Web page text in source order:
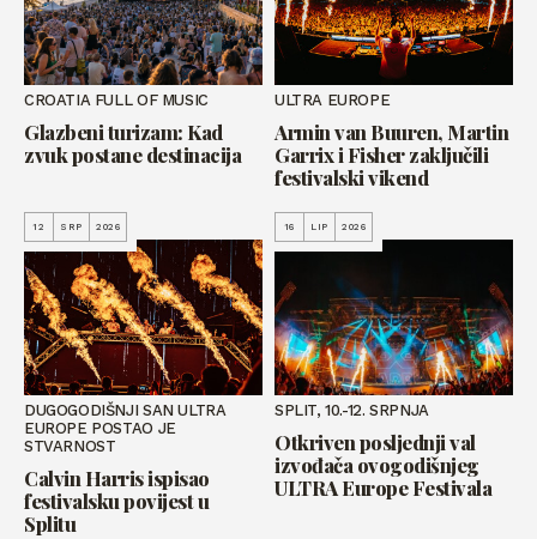
CROATIA FULL OF MUSIC
Glazbeni turizam: Kad
zvuk postane destinacija
ULTRA EUROPE
Armin van Buuren, Martin
Garrix i Fisher zaključili
festivalski vikend
12 SRP 2026
DUGOGODIŠNJI SAN ULTRA
EUROPE POSTAO JE
STVARNOST
Calvin Harris ispisao
festivalsku povijest u
Splitu
16 LIP 2026
SPLIT, 10.-12. SRPNJA
Otkriven posljednji val
izvođača ovogodišnjeg
ULTRA Europe Festivala